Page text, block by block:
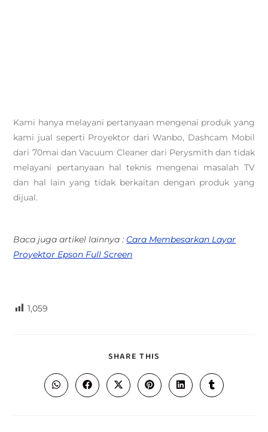
Kami hanya melayani pertanyaan mengenai produk yang
kami jual seperti Proyektor dari Wanbo, Dashcam Mobil
dari 70mai dan Vacuum Cleaner dari Perysmith dan tidak
melayani pertanyaan hal teknis mengenai masalah TV
dan hal lain yang tidak berkaitan dengan produk yang
dijual.
Baca juga artikel lainnya : Cara Membesarkan Layar
Proyektor Epson Full Screen
1,059
SHARE THIS